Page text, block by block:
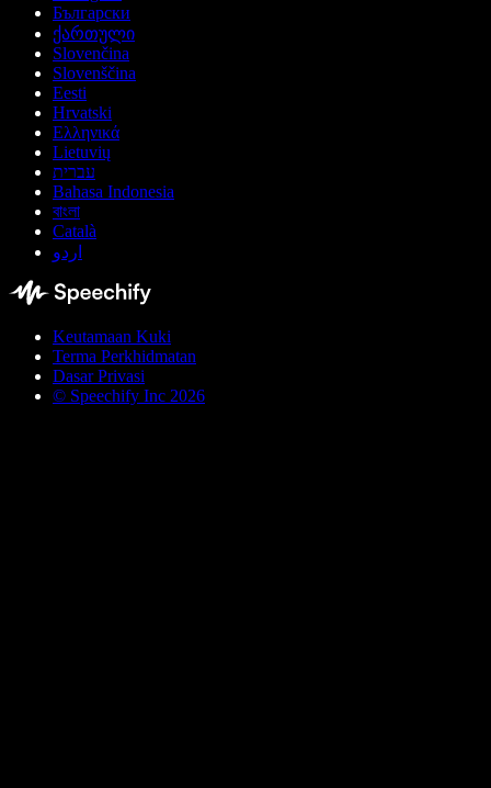
Български
ქართული
Slovenčina
Slovenščina
Eesti
Hrvatski
Ελληνικά
Lietuvių
עברית
Bahasa Indonesia
বাংলা
Català
اردو
Keutamaan Kuki
Terma Perkhidmatan
Dasar Privasi
© Speechify Inc 2026